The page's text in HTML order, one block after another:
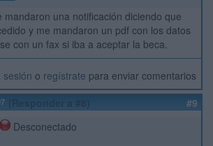
mandaron una notificación diciendo que
y me mandaron un pdf con los datos
con un fax si iba a aceptar la beca.
sesión o regístrate para enviar comentarios
#9
Desconectado